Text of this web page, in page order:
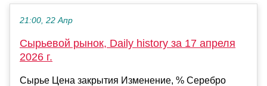
21:00, 22 Апр
Сырьевой рынок, Daily history за 17 апреля
2026 г.
Сырье Цена закрытия Изменение, % Серебро